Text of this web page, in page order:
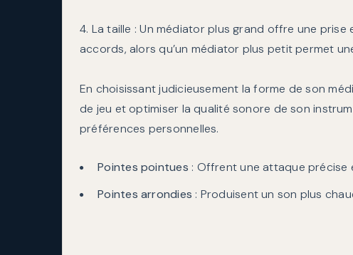
4. La taille : Un médiator plus grand offre une
accords, alors qu’un médiator plus petit permet
En choisissant judicieusement la forme de son
de jeu et optimiser la qualité sonore de son
préférences personnelles.
Pointes pointues : Offrent une attaque précise
Pointes arrondies : Produisent un son plus